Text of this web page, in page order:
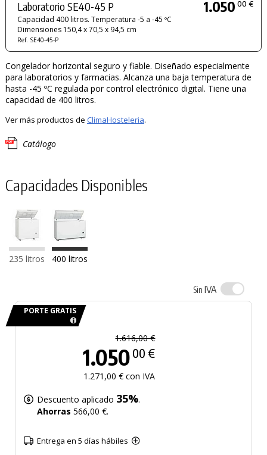
Laboratorio SE40-45 P
Capacidad 400 litros. Temperatura -5 a -45 ºC
Dimensiones 150,4 x 70,5 x 94,5 cm
Ref. SE40-45-P
1.050 00 €
Congelador horizontal seguro y fiable. Diseñado especialmente
para laboratorios y farmacias. Alcanza una baja temperatura de
hasta -45 ºC regulada por control electrónico digital. Tiene una
capacidad de 400 litros.
Ver más productos de ClimaHosteleria.
Catálogo
Capacidades Disponibles
235 litros 400 litros
Sin IVA
PORTE GRATIS
1.616,00 €
1.050 00 €
1.271,00 € con IVA
Descuento aplicado 35%.
Ahorras 566,00 €.
Entrega en 5 días hábiles